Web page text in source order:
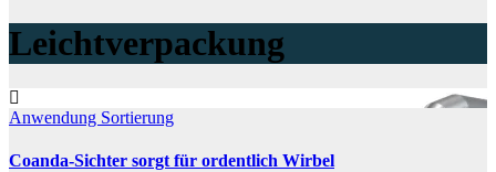
Leichtverpackung
Anwendung Sortierung
Coanda-Sichter sorgt für ordentlich Wirbel